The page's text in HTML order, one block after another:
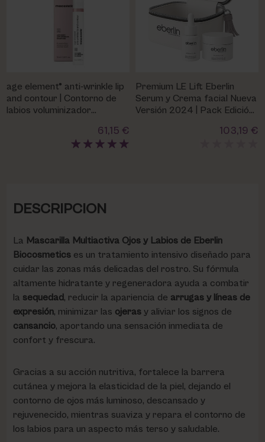
age element® anti-wrinkle lip
and contour | Contorno de
labios voluminizador
61,15 €
Premium LE Lift Eberlin
Serum y Crema facial Nueva
Versión 2024 | Pack Edición
103,19 €
DESCRIPCION
La Mascarilla Multiactiva Ojos y Labios de Eberlin
Biocosmeticses un tratamiento intensivo diseñado para
cuidar las zonas más delicadas del rostro. Su fórmula
altamente hidratante y regeneradora ayuda a combatir
la sequedad, reducir la apariencia de arrugas y líneas de
expresión, minimizar las ojerasy aliviar los signos de
cansancio, aportando una sensación inmediata de
confort y frescura.
Gracias a su acción nutritiva, fortalece la barrera
cutánea y mejora la elasticidad de la piel, dejando el
contorno de ojos más luminoso, descansado y
rejuvenecido, mientras suaviza y repara el contorno de
los labios para un aspecto más terso y saludable.